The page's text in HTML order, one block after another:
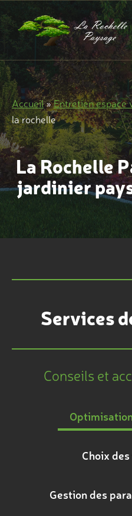
au
contenu
Accueil»Entretien espace
la rochelle
La Rochelle
jardinier
Services
Conseils et
Choix
Gestion des